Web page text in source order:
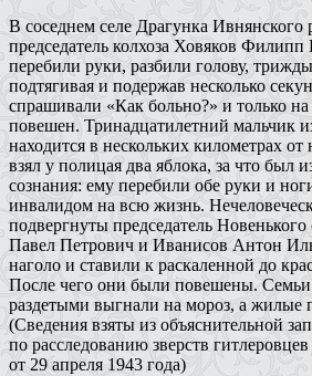
В соседнем селе Драгунка Ивнянского
председатель колхоза Ховяков
перебили руки, разбили голову,
подтягивая и подержав несколько
спрашивали «Как больно?» и только
повешен. Тринадцатилетний мальчик
находится в нескольких километрах от
взял у полицая два яблока, за что был
сознания: ему перебили обе руки и
инвалидом на всю жизнь.
подвергнуты председатель Новенького
Павел Петрович и Иванисов Антон
наголо и ставили к раскаленной до
После чего они были повешены.
раздетыми выгнали на мороз, а жилые
(Сведения взяты из объяснительной
по расследованию зверств
от 29 апреля 1943 года)